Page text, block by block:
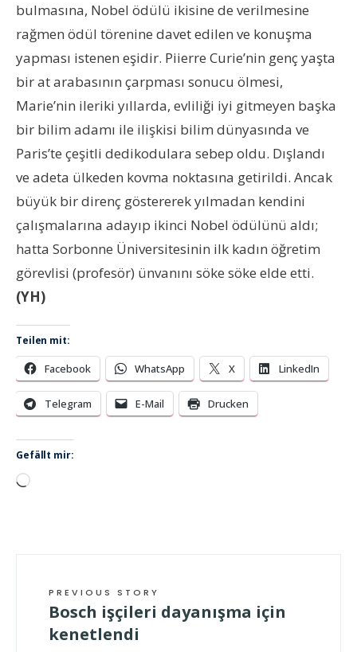
bulmasına, Nobel ödülü ikisine de verilmesine
rağmen ödül törenine davet edilen ve konuşma
yapması istenen eşidir. Piierre Curie’nin genç yaşta
bir at arabasının çarpması sonucu ölmesi,
Marie’nin ileriki yıllarda, evliliği iyi gitmeyen başka
bir bilim adamı ile ilişkisi bilim dünyasında ve
Paris’te çeşitli dedikodulara sebep oldu. Dışlandı
ve adeta ülkeden kovma noktasına getirildi. Ancak
büyük bir direnç göstererek yılmadan kendini
çalışmalarına adayıp ikinci Nobel ödülünü aldı;
hatta Sorbonne Üniversitesinin ilk kadın öğretim
görevlisi (profesör) ünvanını söke söke elde etti.
(YH)
Teilen mit:
Facebook WhatsApp X LinkedIn
Telegram E-Mail Drucken
Gefällt mir:
Wird
PREVIOUS STORY
Bosch işçileri dayanışma için
kenetlendi